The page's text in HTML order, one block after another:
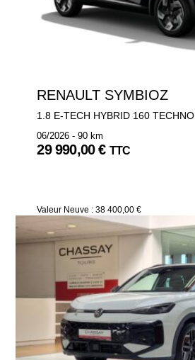
RENAULT SYMBIOZ
1.8 E-TECH HYBRID 160 TECHNO
06/2026 - 90 km
29 990,00 € TTC
Valeur Neuve : 38 400,00 €